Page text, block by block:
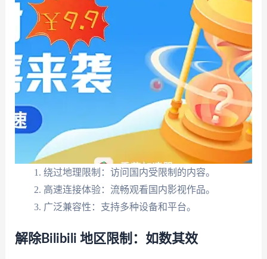
绕过地理限制：访问国内受限制的内容。
高速连接体验：流畅观看国内影视作品。
广泛兼容性：支持多种设备和平台。
解除Bilibili 地区限制：如数其效